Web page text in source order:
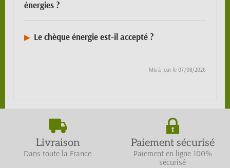
énergies ?
Le chèque énergie est-il accepté ?
Mis à jour le 07/08/2026
Livraison
Dans toute la France
Paiement sécurisé
Paiement en ligne 100%
sécurisé